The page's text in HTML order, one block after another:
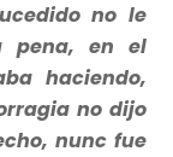
no le
pena, en el
haciendo,
no dijo
nunc fue